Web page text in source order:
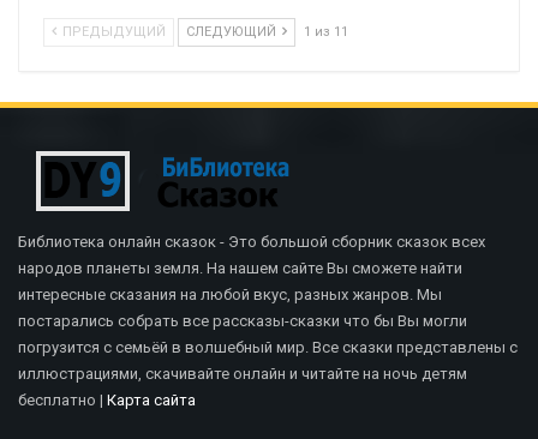
ПРЕДЫДУЩИЙ СЛЕДУЮЩИЙ 1 из 11
Библиотека онлайн сказок - Это большой сборник сказок всех
народов планеты земля. На нашем сайте Вы сможете найти
интересные сказания на любой вкус, разных жанров. Мы
постарались собрать все рассказы-сказки что бы Вы могли
погрузится с семьёй в волшебный мир. Все сказки представлены с
иллюстрациями, скачивайте онлайн и читайте на ночь детям
бесплатно | Карта сайта